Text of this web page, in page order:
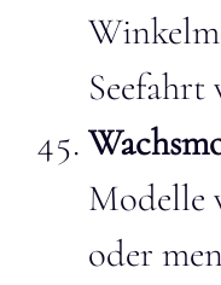
Seefahrt
Modelle
oder